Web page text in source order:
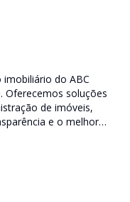
do ABC
Oferecemos soluções
de imóveis,
e o melhor